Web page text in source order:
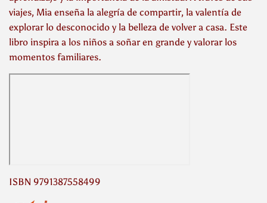
viajes, Mia enseña la alegría de compartir, la valentía de
explorar lo desconocido y la belleza de volver a casa. Este
libro inspira a los niños a soñar en grande y valorar los
momentos familiares.
ISBN 9791387558499